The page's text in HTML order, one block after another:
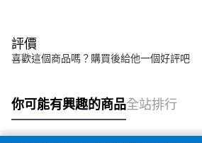
評價
喜歡這個商品嗎？購買後給他一個好評吧
你可能有興趣的商品全站排行